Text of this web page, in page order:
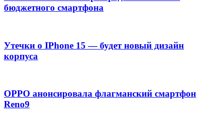
бюджетного смартфона
Утечки о IPhone 15 — будет новый дизайн
корпуса
OPPO анонсировала флагманский смартфон
Reno9